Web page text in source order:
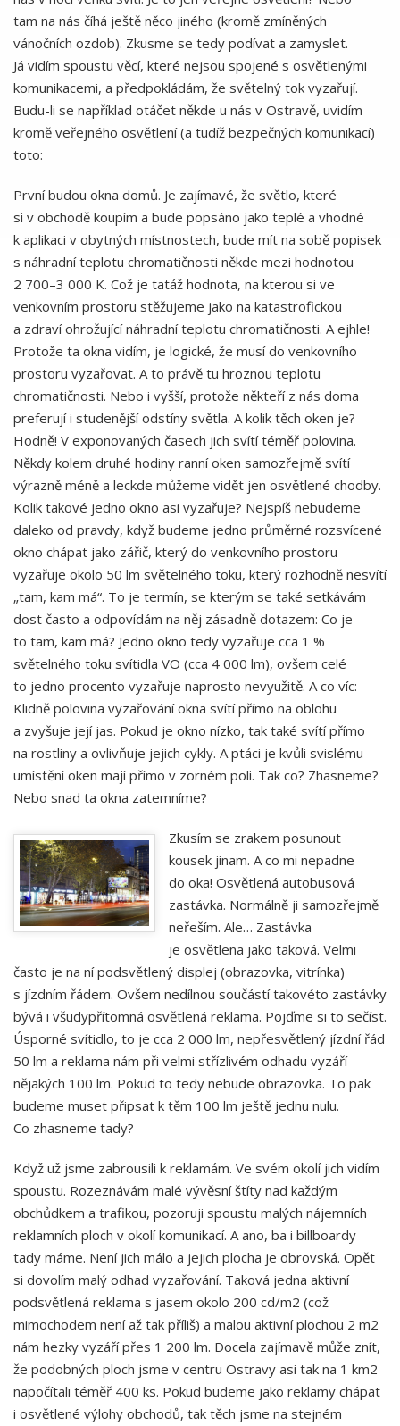
tam na nás číhá ještě něco jiného (kromě zmíněných
vánočních ozdob). Zkusme se tedy podívat a zamyslet.
Já vidím spoustu věcí, které nejsou spojené s osvětlenými
komunikacemi, a předpokládám, že světelný tok vyzařují.
Budu-li se například otáčet někde u nás v Ostravě, uvidím
kromě veřejného osvětlení (a tudíž bezpečných komunikací)
toto:
První budou okna domů. Je zajímavé, že světlo, které
si v obchodě koupím a bude popsáno jako teplé a vhodné
k aplikaci v obytných místnostech, bude mít na sobě popisek
s náhradní teplotu chromatičnosti někde mezi hodnotou
2 700–3 000 K. Což je tatáž hodnota, na kterou si ve
venkovním prostoru stěžujeme jako na katastrofickou
a zdraví ohrožující náhradní teplotu chromatičnosti. A ejhle!
Protože ta okna vidím, je logické, že musí do venkovního
prostoru vyzařovat. A to právě tu hroznou teplotu
chromatičnosti. Nebo i vyšší, protože někteří z nás doma
preferují i studenější odstíny světla. A kolik těch oken je?
Hodně! V exponovaných časech jich svítí téměř polovina.
Někdy kolem druhé hodiny ranní oken samozřejmě svítí
výrazně méně a leckde můžeme vidět jen osvětlené chodby.
Kolik takové jedno okno asi vyzařuje? Nejspíš nebudeme
daleko od pravdy, když budeme jedno průměrné rozsvícené
okno chápat jako zářič, který do venkovního prostoru
vyzařuje okolo 50 lm světelného toku, který rozhodně nesvítí
„tam, kam má“. To je termín, se kterým se také setkávám
dost často a odpovídám na něj zásadně dotazem: Co je
to tam, kam má? Jedno okno tedy vyzařuje cca 1 %
světelného toku svítidla VO (cca 4 000 lm), ovšem celé
to jedno procento vyzařuje naprosto nevyužitě. A co víc:
Klidně polovina vyzařování okna svítí přímo na oblohu
a zvyšuje její jas. Pokud je okno nízko, tak také svítí přímo
na rostliny a ovlivňuje jejich cykly. A ptáci je kvůli svislému
umístění oken mají přímo v zorném poli. Tak co? Zhasneme?
Nebo snad ta okna zatemníme?
Zkusím se zrakem posunout
kousek jinam. A co mi nepadne
do oka! Osvětlená autobusová
zastávka. Normálně ji samozřejmě
neřeším. Ale… Zastávka
je osvětlena jako taková. Velmi
často je na ní podsvětlený displej (obrazovka, vitrínka)
s jízdním řádem. Ovšem nedílnou součástí takovéto zastávky
bývá i všudypřítomná osvětlená reklama. Pojďme si to sečíst.
Úsporné svítidlo, to je cca 2 000 lm, nepřesvětlený jízdní řád
50 lm a reklama nám při velmi střízlivém odhadu vyzáří
nějakých 100 lm. Pokud to tedy nebude obrazovka. To pak
budeme muset připsat k těm 100 lm ještě jednu nulu.
Co zhasneme tady?
Když už jsme zabrousili k reklamám. Ve svém okolí jich vidím
spoustu. Rozeznávám malé vývěsní štíty nad každým
obchůdkem a trafikou, pozoruji spoustu malých nájemních
reklamních ploch v okolí komunikací. A ano, ba i billboardy
tady máme. Není jich málo a jejich plocha je obrovská. Opět
si dovolím malý odhad vyzařování. Taková jedna aktivní
podsvětlená reklama s jasem okolo 200 cd/m2 (což
mimochodem není až tak příliš) a malou aktivní plochou 2 m2
nám hezky vyzáří přes 1 200 lm. Docela zajímavě může znít,
že podobných ploch jsme v centru Ostravy asi tak na 1 km2
napočítali téměř 400 ks. Pokud budeme jako reklamy chápat
i osvětlené výlohy obchodů, tak těch jsme na stejném